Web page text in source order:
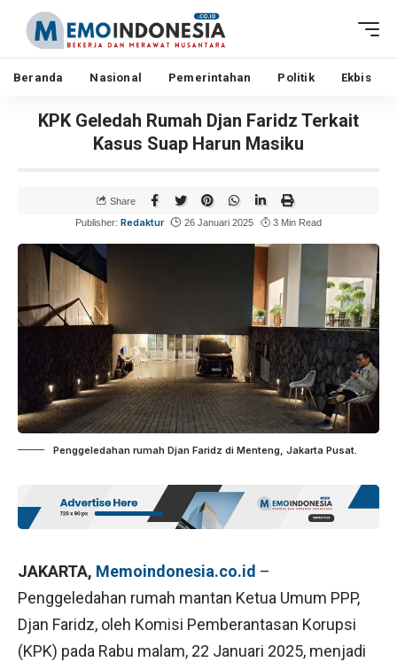
Beranda Nasional Pemerintahan Politik Ekbis
KPK Geledah Rumah Djan Faridz Terkait
Kasus Suap Harun Masiku
Publisher: Redaktur 26 Januari 2025 3 Min Read
Share
Penggeledahan rumah Djan Faridz di Menteng, Jakarta Pusat.
JAKARTA, Memoindonesia.co.id –
Penggeledahan rumah mantan Ketua Umum PPP,
Djan Faridz, oleh Komisi Pemberantasan Korupsi
(KPK) pada Rabu malam, 22 Januari 2025, menjadi